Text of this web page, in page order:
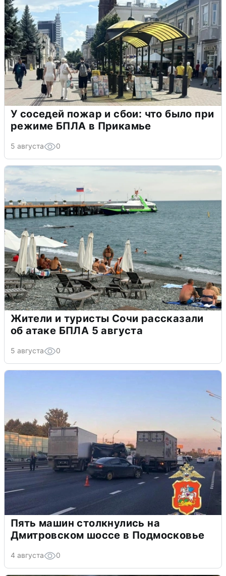
У соседей пожар и сбои: что было при
режиме БПЛА в Прикамье
5 августа 0
Жители и туристы Сочи рассказали
об атаке БПЛА 5 августа
5 августа 0
Пять машин столкнулись на
Дмитровском шоссе в Подмосковье
4 августа 0